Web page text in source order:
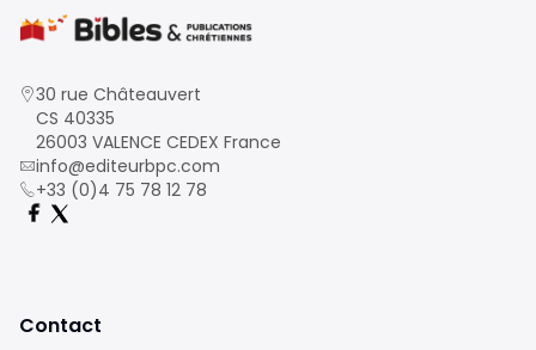
30 rue Châteauvert
CS 40335
26003 VALENCE CEDEX France
info@editeurbpc.com
+33 (0)4 75 78 12 78
Contact